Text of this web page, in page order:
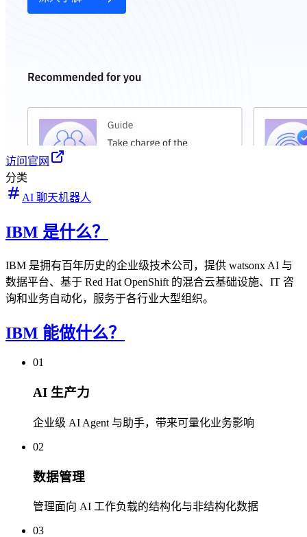
访问官网
分类
AI 聊天机器人
IBM 是什么？
IBM 是拥有百年历史的企业级技术公司，提供 watsonx AI 与
数据平台、基于 Red Hat OpenShift 的混合云基础设施、IT 咨
询和业务自动化，服务于各行业大型组织。
IBM 能做什么？
01
AI 生产力
企业级 AI Agent 与助手，带来可量化业务影响
02
数据管理
管理面向 AI 工作负载的结构化与非结构化数据
03